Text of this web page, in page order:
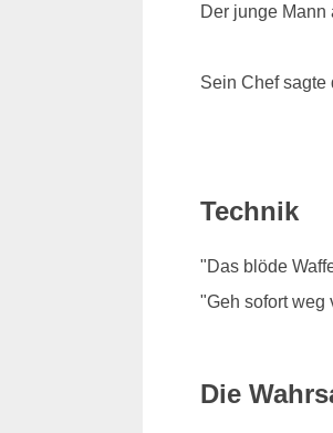
Der junge Mann
Sein Chef sagte
Technik
"Das blöde
"Geh sofort weg
Die